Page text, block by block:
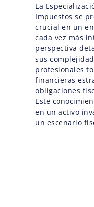
La
Impuestos se
crucial en un
cada vez más
perspectiva
sus
profesionales
financieras
obligaciones
Este
en un activo
un escenario